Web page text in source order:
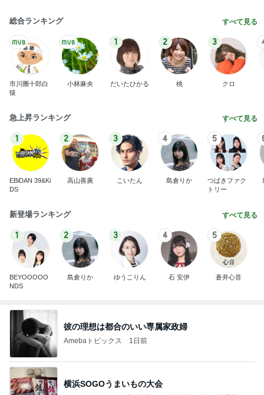
総合ランキング すべて見る
市川團十郎白
猿
小林麻央
1
だいたひかる
2
桃
3
クロ
急上昇ランキング すべて見る
1
EBiDAN 39&Ki
DS
2
高山善廣
3
こいたん
4
島倉りか
5
つばきファク
トリー
新登場ランキング すべて見る
1
BEYOOOOO
NDS
2
島倉りか
3
ゆうこりん
4
石 安伊
5
蒼井心音
彼の理想は都合のいい専属家政婦
Amebaトピックス 1日前
横浜SOGOうまいもの大会